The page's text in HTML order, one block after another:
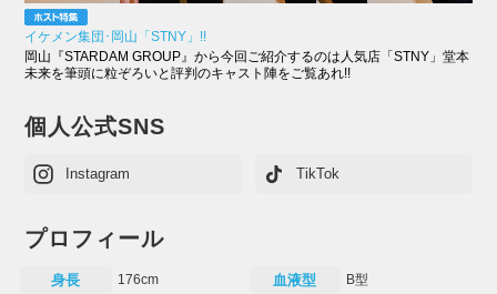
イケメン集団･岡山「STNY」!!
岡山『STARDAM GROUP』から今回ご紹介するのは人気店「STNY」堂本
未来を筆頭に粒ぞろいと評判のキャスト陣をご覧あれ!!
個人公式SNS
Instagram TikTok
プロフィール
身長 176cm 血液型 B型